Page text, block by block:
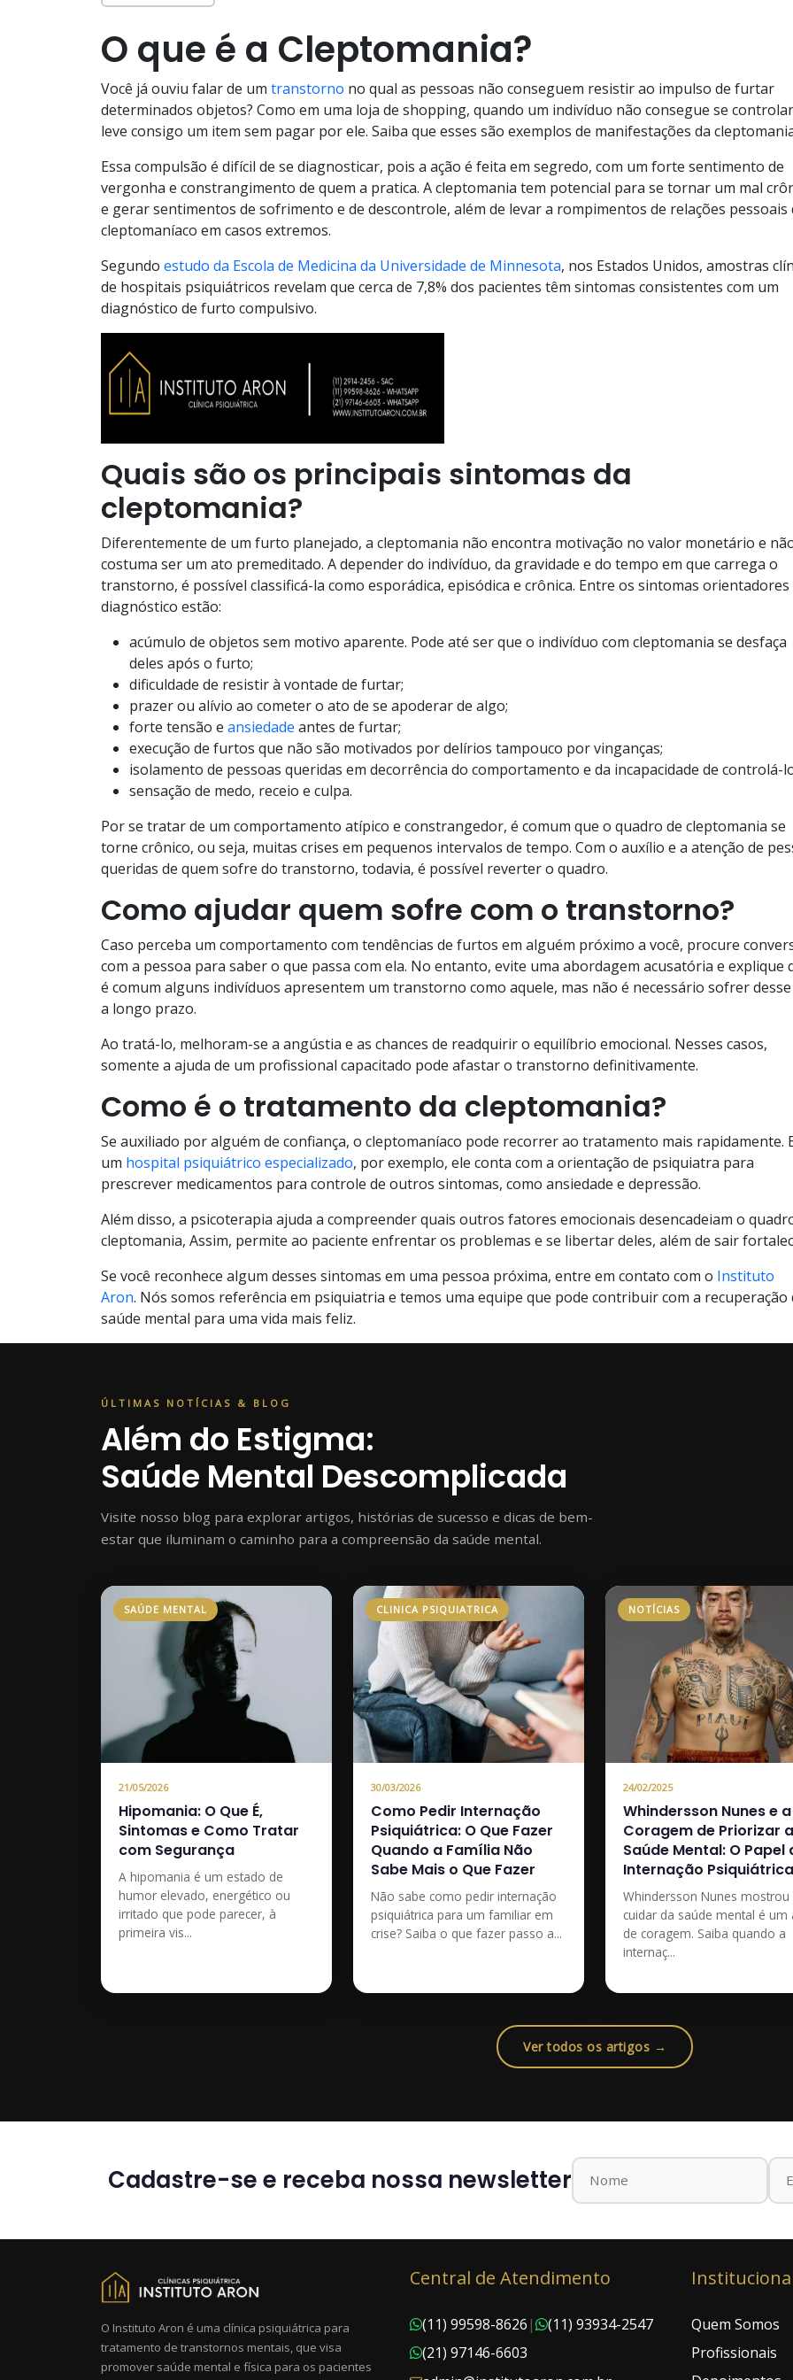
O que é a Cleptomania?
Você já ouviu falar de um transtorno no qual as pessoas não conseguem resistir ao impulso de furtar
determinados objetos? Como em uma loja de shopping, quando um indivíduo não consegue se
leve consigo um item sem pagar por ele. Saiba que esses são exemplos de manifestações da
Essa compulsão é difícil de se diagnosticar, pois a ação é feita em segredo, com um forte sentimento de
vergonha e constrangimento de quem a pratica. A cleptomania tem potencial para se tornar um mal
e gerar sentimentos de sofrimento e de descontrole, além de levar a rompimentos de relações pessoais
cleptomaníaco em casos extremos.
Segundo estudo da Escola de Medicina da Universidade de Minnesota, nos Estados Unidos, amostras
de hospitais psiquiátricos revelam que cerca de 7,8% dos pacientes têm sintomas consistentes com um
diagnóstico de furto compulsivo.
Quais são os principais sintomas da
cleptomania?
Diferentemente de um furto planejado, a cleptomania não encontra motivação no valor monetário e
costuma ser um ato premeditado. A depender do indivíduo, da gravidade e do tempo em que carrega o
transtorno, é possível classificá-la como esporádica, episódica e crônica. Entre os sintomas orientadores
diagnóstico estão:
acúmulo de objetos sem motivo aparente. Pode até ser que o indivíduo com cleptomania se desfaça
deles após o furto;
dificuldade de resistir à vontade de furtar;
prazer ou alívio ao cometer o ato de se apoderar de algo;
forte tensão e ansiedade antes de furtar;
execução de furtos que não são motivados por delírios tampouco por vinganças;
isolamento de pessoas queridas em decorrência do comportamento e da incapacidade de controlá-
sensação de medo, receio e culpa.
Por se tratar de um comportamento atípico e constrangedor, é comum que o quadro de cleptomania se
torne crônico, ou seja, muitas crises em pequenos intervalos de tempo. Com o auxílio e a atenção de
queridas de quem sofre do transtorno, todavia, é possível reverter o quadro.
Como ajudar quem sofre com o transtorno?
Caso perceba um comportamento com tendências de furtos em alguém próximo a você, procure
com a pessoa para saber o que passa com ela. No entanto, evite uma abordagem acusatória e explique
é comum alguns indivíduos apresentem um transtorno como aquele, mas não é necessário sofrer
a longo prazo.
Ao tratá-lo, melhoram-se a angústia e as chances de readquirir o equilíbrio emocional. Nesses casos,
somente a ajuda de um profissional capacitado pode afastar o transtorno definitivamente.
Como é o tratamento da cleptomania?
Se auxiliado por alguém de confiança, o cleptomaníaco pode recorrer ao tratamento mais rapidamente.
um hospital psiquiátrico especializado, por exemplo, ele conta com a orientação de psiquiatra para
prescrever medicamentos para controle de outros sintomas, como ansiedade e depressão.
Além disso, a psicoterapia ajuda a compreender quais outros fatores emocionais desencadeiam o
cleptomania, Assim, permite ao paciente enfrentar os problemas e se libertar deles, além de sair
Se você reconhece algum desses sintomas em uma pessoa próxima, entre em contato com o Instituto
Aron. Nós somos referência em psiquiatria e temos uma equipe que pode contribuir com a recuperação
saúde mental para uma vida mais feliz.
ÚLTIMAS NOTÍCIAS & BLOG
Além do Estigma:
Saúde Mental Descomplicada
Visite nosso blog para explorar artigos, histórias de sucesso e dicas de bem-
estar que iluminam o caminho para a compreensão da saúde mental.
SAÚDE MENTAL
21/05/2026
Hipomania: O Que É,
Sintomas e Como Tratar
com Segurança
A hipomania é um estado de
humor elevado, energético ou
irritado que pode parecer, à
primeira vis...
CLINICA PSIQUIATRICA
30/03/2026
Como Pedir Internação
Psiquiátrica: O Que Fazer
Quando a Família Não
Sabe Mais o Que Fazer
Não sabe como pedir internação
psiquiátrica para um familiar em
crise? Saiba o que fazer passo a...
NOTÍCIAS
24/02/2025
Whindersson Nunes e a
Coragem de Priorizar a
Saúde Mental: O Papel
Internação Psiquiátrica
Whindersson Nunes mostrou
cuidar da saúde mental é um
de coragem. Saiba quando a
internaç...
Ver todos os artigos →
Cadastre-se e receba nossa newsletter
O Instituto Aron é uma clínica psiquiátrica para
tratamento de transtornos mentais, que visa
promover saúde mental e física para os pacientes
Central de Atendimento
(11) 99598-8626 |
(11) 93934-2547
(21) 97146-6603
Quem Somos
Profissionais